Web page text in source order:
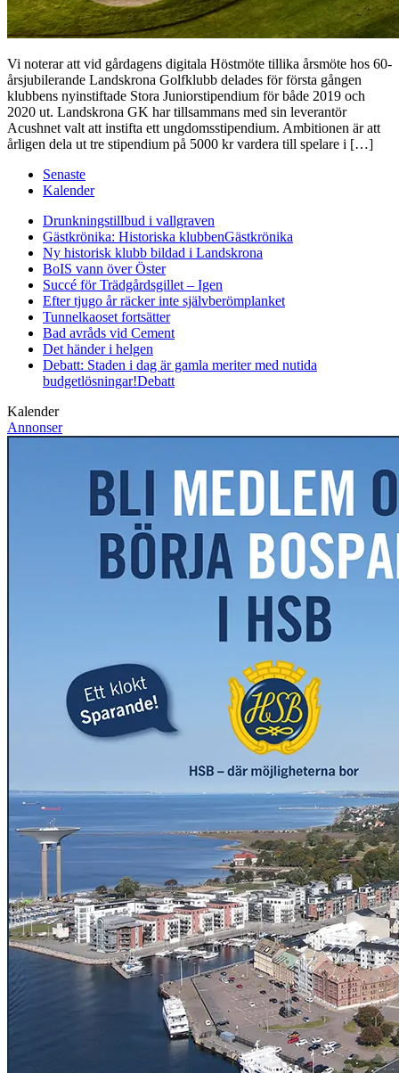
Vi noterar att vid gårdagens digitala Höstmöte tillika årsmöte hos 60-
årsjubilerande Landskrona Golfklubb delades för första gången
klubbens nyinstiftade Stora Juniorstipendium för både 2019 och
2020 ut. Landskrona GK har tillsammans med sin leverantör
Acushnet valt att instifta ett ungdomsstipendium. Ambitionen är att
årligen dela ut tre stipendium på 5000 kr vardera till spelare i […]
Senaste
Kalender
Drunkningstillbud i vallgraven
Gästkrönika: Historiska klubbenGästkrönika
Ny historisk klubb bildad i Landskrona
BoIS vann över Öster
Succé för Trädgårdsgillet – Igen
Efter tjugo år räcker inte självberömplanket
Tunnelkaoset fortsätter
Bad avråds vid Cement
Det händer i helgen
Debatt: Staden i dag är gamla meriter med nutida
budgetlösningar!Debatt
Kalender
Annonser